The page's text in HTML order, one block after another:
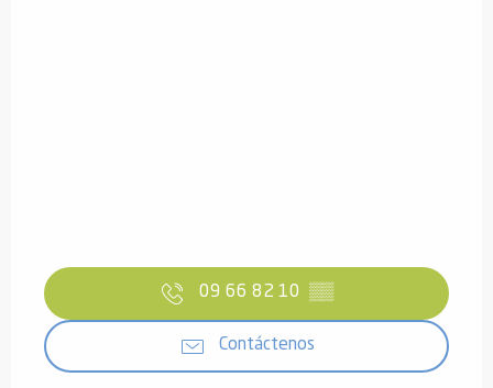
09 66 82 10 ▒▒
Contáctenos